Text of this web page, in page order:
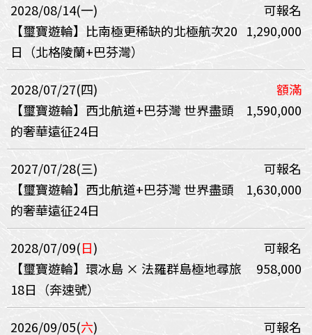
2028/08/14(一)
可報名
【璽寶遊輪】比南極更稀缺的北極航次20
日（北格陵蘭+巴芬灣）
1,290,000
2028/07/27(四)
額滿
【璽寶遊輪】西北航道+巴芬灣 世界盡頭
的奢華遠征24日
1,590,000
2027/07/28(三)
可報名
【璽寶遊輪】西北航道+巴芬灣 世界盡頭
的奢華遠征24日
1,630,000
2028/07/09(日)
可報名
【璽寶遊輪】環冰島 × 法羅群島極地尋旅
18日（奔速號）
958,000
2026/09/05(六)
可報名